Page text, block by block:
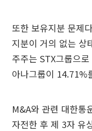
또한 보유지분 문제
지분이 거의 없는 상
주주는 STX그룹으
아나그룹이 14.71%
M&A와 관련 대한통
자전한 후 제 3자 유